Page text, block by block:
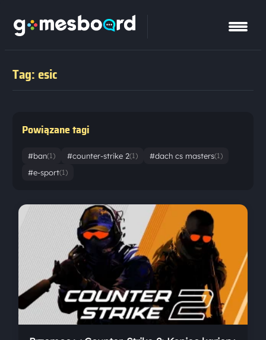
Tag: esic
Powiązane tagi
#ban(1) #counter-strike 2(1) #dach cs masters(1)
#e-sport(1)